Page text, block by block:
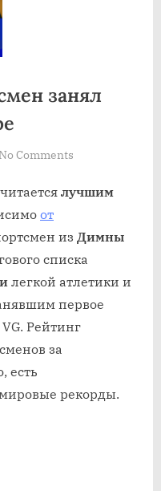
занял
Commentson
спортсмен
место
в
мире
лучшим
от
из Димны
списка
легкой атлетики и
первое
Рейтинг
за
есть
рекорды.